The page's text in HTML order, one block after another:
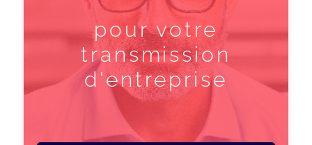
pour votre
transmission
d'entreprise